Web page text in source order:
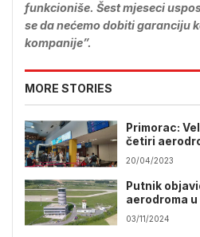
funkcioniše. Šest mjeseci
se da nećemo dobiti garanciju
kompanije”.
MORE STORIES
Primorac:
četiri
20/04/2023
Putnik
aerodroma u
dospio na
03/11/2024